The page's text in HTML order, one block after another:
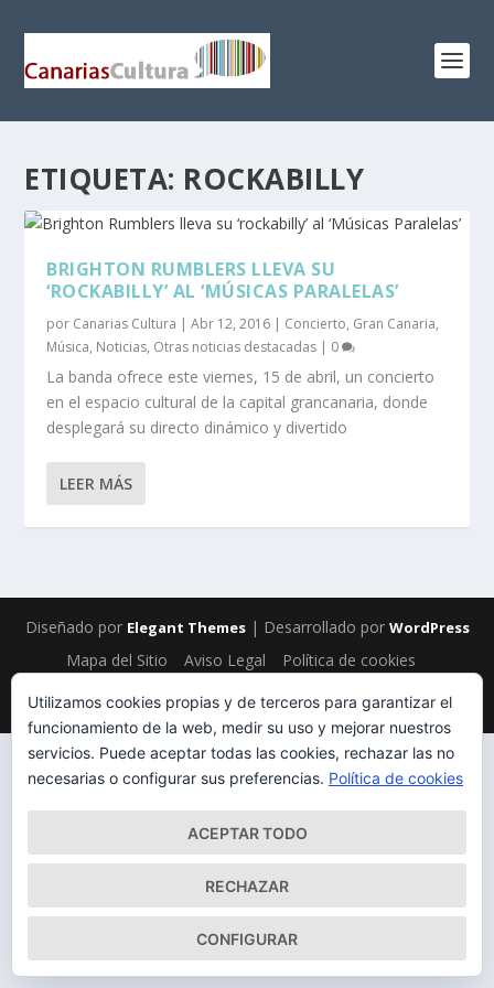
ETIQUETA: ROCKABILLY
BRIGHTON RUMBLERS LLEVA SU
‘ROCKABILLY’ AL ‘MÚSICAS PARALELAS’
por Canarias Cultura |Abr 12, 2016 | Concierto, Gran Canaria,
Música, Noticias, Otras noticias destacadas | 0
La banda ofrece este viernes, 15 de abril, un concierto
en el espacio cultural de la capital grancanaria, donde
desplegará su directo dinámico y divertido
LEER MÁS
Diseñado por Elegant Themes| Desarrollado por WordPress
Mapa del Sitio Aviso Legal
Política de cookies
Utilizamos cookies propias y de terceros para garantizar el
funcionamiento de la web, medir su uso y mejorar nuestros
servicios. Puede aceptar todas las cookies, rechazar las no
necesarias o configurar sus preferencias. Política de cookies
ACEPTAR TODO
RECHAZAR
CONFIGURAR